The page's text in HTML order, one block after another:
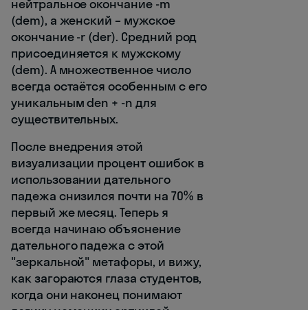
нейтральное окончание -m
(dem), а женский – мужское
окончание -r (der). Средний род
присоединяется к мужскому
(dem). А множественное число
всегда остаётся особенным с его
уникальным den + -n для
существительных.
После внедрения этой
визуализации процент ошибок в
использовании дательного
падежа снизился почти на 70% в
первый же месяц. Теперь я
всегда начинаю объяснение
дательного падежа с этой
"зеркальной" метафоры, и вижу,
как загораются глаза студентов,
когда они наконец понимают